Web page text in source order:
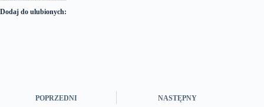
Dodaj do ulubionych:
POPRZEDNI NASTĘPNY